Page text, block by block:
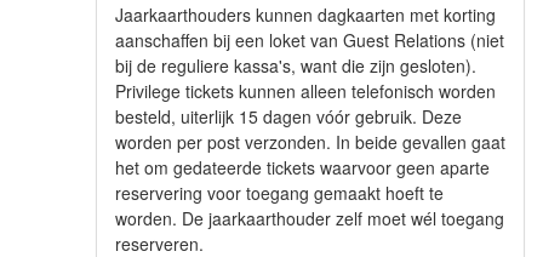
Jaarkaarthouders kunnen dagkaarten met korting
aanschaffen bij een loket van Guest Relations (niet
bij de reguliere kassa's, want die zijn gesloten).
Privilege tickets kunnen alleen telefonisch worden
besteld, uiterlijk 15 dagen vóór gebruik. Deze
worden per post verzonden. In beide gevallen gaat
het om gedateerde tickets waarvoor geen aparte
reservering voor toegang gemaakt hoeft te
worden. De jaarkaarthouder zelf moet wél toegang
reserveren.